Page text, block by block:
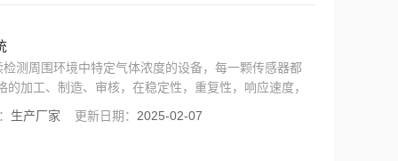
测周围环境中特定气体浓度的设备，每一颗传感器都
加工、制造、审核，在稳定性，重复性，响应速度，
认证，无论是在仪器功能还是人性化的UI界面都
生产厂家 更新日期： 2025-02-07